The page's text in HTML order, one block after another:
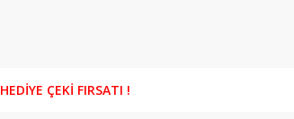
ÇEKİ FIRSATI !